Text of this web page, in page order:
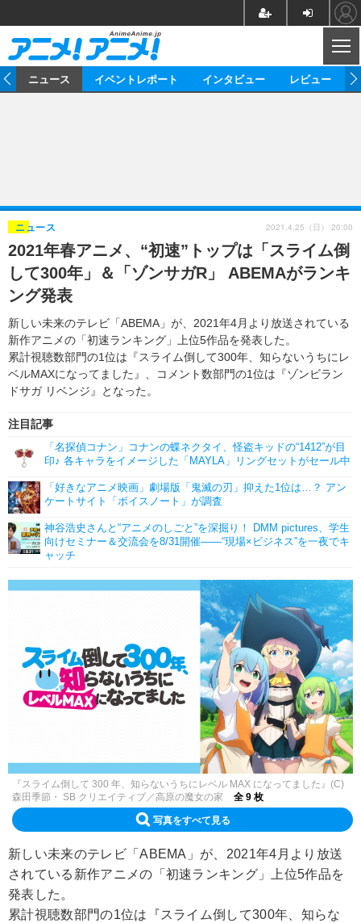
ゲーム グッズ
イベント 海外
海外イベント ビジネス
俳優・タレント アーティスト
ビジネス
アニメ 実写
イベント
ゲーム 座談会
動画
アニメ！アニメ！TV ABEMA Cafe
連載・コラム
ニュース イベントレポート インタビュー レビュー
2021年春アニメ、“初速”トップは「スライム倒
して300年」＆「ゾンサガR」 ABEMAがランキ
ング発表
新しい未来のテレビ「ABEMA」が、2021年4月より放送されている
新作アニメの「初速ランキング」上位5作品を発表した。
累計視聴数部門の1位は『スライム倒して300年、知らないうちにレ
ベルMAXになってました』、コメント数部門の1位は『ゾンビラン
ドサガ リベンジ』となった。
ニュース
注目記事
「名探偵コナン」コナンの蝶ネクタイ、怪盗キッドの“1412”が目
印♪ 各キャラをイメージした「MAYLA」リングセットがセール中
「好きなアニメ映画」劇場版「鬼滅の刃」抑えた1位は…？ アン
ケートサイト「ボイスノート」が調査
神谷浩史さんと“アニメのしごと”を深掘り！ DMM pictures、学生
向けセミナー＆交流会を8/31開催――“現場×ビジネス”を一夜でキ
ャッチ
2021.4.25（日） 20:00
『スライム倒して 300 年、知らないうちにレベル MAX になってました』(C)
森田季節・ SB クリエイティブ／高原の魔女の家
全 9 枚
写真をすべて見る
新しい未来のテレビ「ABEMA」が、2021年4月より放送
されている新作アニメの「初速ランキング」上位5作品を
発表した。
累計視聴数部門の1位は『スライム倒して300年、知らな